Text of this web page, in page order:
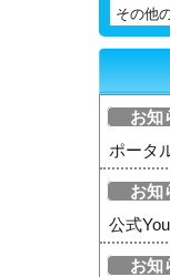
その他
お知
ポータ
お知
公式
お知